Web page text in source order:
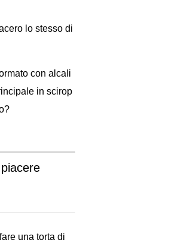
lo stesso di
con alcali
in scirop
una torta di